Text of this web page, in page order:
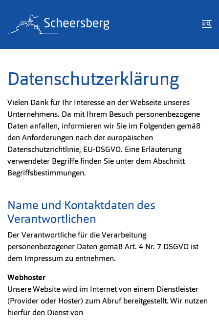
Zum Inhalt springen
Zur Fußzeile springen
Datenschutzerklärung
Vielen Dank für Ihr Interesse an der Webseite unseres
Unternehmens. Da mit Ihrem Besuch personenbezogene
Daten anfallen, informieren wir Sie im Folgenden gemäß
den Anforderungen nach der europäischen
Datenschutzrichtlinie, EU-DSGVO. Eine Erläuterung
verwendeter Begriffe finden Sie unter dem Abschnitt
Begriffsbestimmungen.
Name und Kontaktdaten des
Verantwortlichen
Der Verantwortliche für die Verarbeitung
personenbezogener Daten gemäß Art. 4 Nr. 7 DSGVO ist
dem Impressum zu entnehmen.
Webhoster
Unsere Website wird im Internet von einem Dienstleister
(Provider oder Hoster) zum Abruf bereitgestellt. Wir nutzen
hierfür den Dienst von